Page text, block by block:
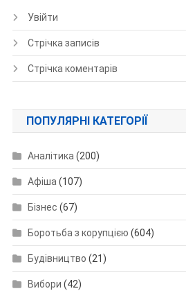
Увійти
Стрічка записів
Стрічка коментарів
ПОПУЛЯРНІ КАТЕГОРІЇ
Аналітика(200)
Афіша(107)
Бізнес (67)
Боротьба з корупцією (604)
Будівництво (21)
Вибори (42)